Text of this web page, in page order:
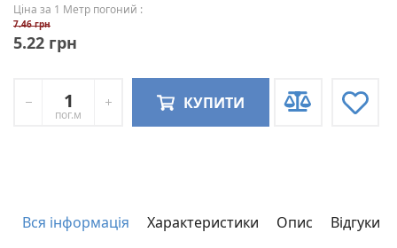
Ціна за 1 Метр погоний :
7.46 грн
5.22 грн
пог.м
КУПИТИ
Вся інформація Характеристики Опис Відгуки